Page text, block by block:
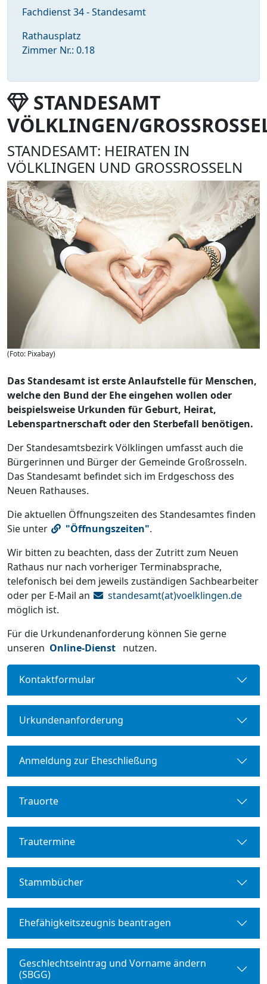
Fachdienst 34 - Standesamt
Rathausplatz
Zimmer Nr.: 0.18
STANDESAMT
VÖLKLINGEN/
STANDESAMT: HEIRATEN IN
VÖLKLINGEN UND GROSSROSSELN
(Foto: Pixabay)
Das Standesamt ist erste Anlaufstelle für Menschen,
welche den Bund der Ehe eingehen wollen oder
beispielsweise Urkunden für Geburt, Heirat,
Lebenspartnerschaft oder den Sterbefall benötigen.
Der Standesamtsbezirk Völklingen umfasst auch die
Bürgerinnen und Bürger der Gemeinde Großrosseln.
Das Standesamt befindet sich im Erdgeschoss des
Neuen Rathauses.
Die aktuellen Öffnungszeiten des Standesamtes finden
Sie unter
"Öffnungszeiten".
Wir bitten zu beachten, dass der Zutritt zum Neuen
Rathaus nur nach vorheriger Terminabsprache,
telefonisch bei dem jeweils zuständigen Sachbearbeiter
oder per E-Mail an
standesamt(at)voelklingen.de
möglich ist.
Für die Urkundenanforderung können Sie gerne
unseren Online-Dienst nutzen.
Kontaktformular
Urkundenanforderung
Anmeldung zur Eheschließung
Trauorte
Trautermine
Stammbücher
Ehefähigkeitszeugnis beantragen
Geschlechtseintrag und Vorname ändern
(SBGG)